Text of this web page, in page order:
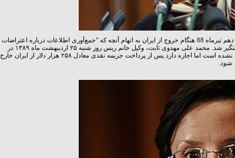
کلوتید ریس از دیگر زنانی بود که متهم به جاسوسی بود اما در نهایت آزاد شد. ریس دهم تیرماه 88 هنگام خروج از ایران به اتهام آنچه که "جمع‌آوری اطلاعات درباره اعتراضات
به نتیجه انتخابات ریاست‌جمهوری برای سفارت فرانسه در تهران"، اعلام شد، دستگیر شد. محمد علی مهدوی ثابت، وکیل خانم ریس روز شنبه ۲۵ اردیبهشت ماه ۱۳۸۹ در
گفتگو با خبرگزاری فرانسه اعلام کرده است که بر اساس حکم دادگاه موکل او تبرئه نشده است اما اجازه دارد پس از پرداخت جریمه نقدی معادل ۲۵۸ هزار دلار از ایران خارج
شود.